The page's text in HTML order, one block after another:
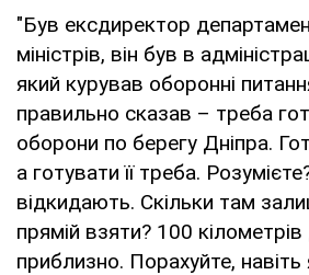
"Був ексдиректор
міністрів, він був в
який курував оборонні
правильно сказав – треба
оборони по берегу Дніпра.
а готувати її треба.
відкидають. Скільки там
прямій взяти? 100
приблизно. Порахуйте,